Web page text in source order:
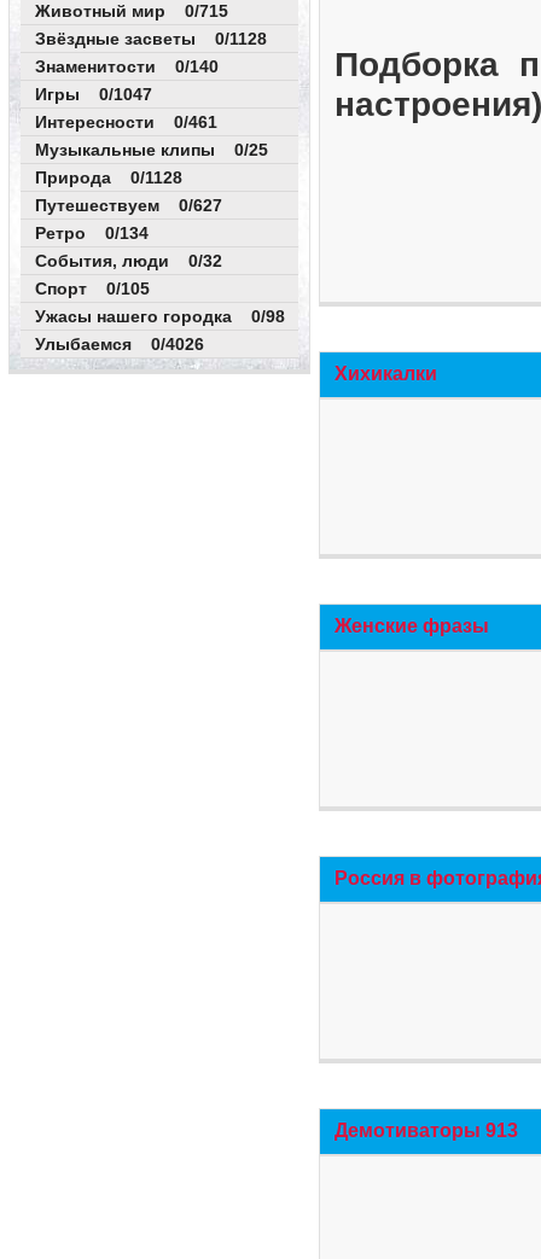
Животный мир 0/715
Звёздные засветы 0/1128
Знаменитости 0/140
Игры 0/1047
Интересности 0/461
Музыкальные клипы 0/25
Природа 0/1128
Путешествуем 0/627
Ретро 0/134
События, люди 0/32
Спорт 0/105
Ужасы нашего городка 0/98
Улыбаемся 0/4026
Подборка
Хихикалки
Женские фразы
Россия в
Демотиваторы 913